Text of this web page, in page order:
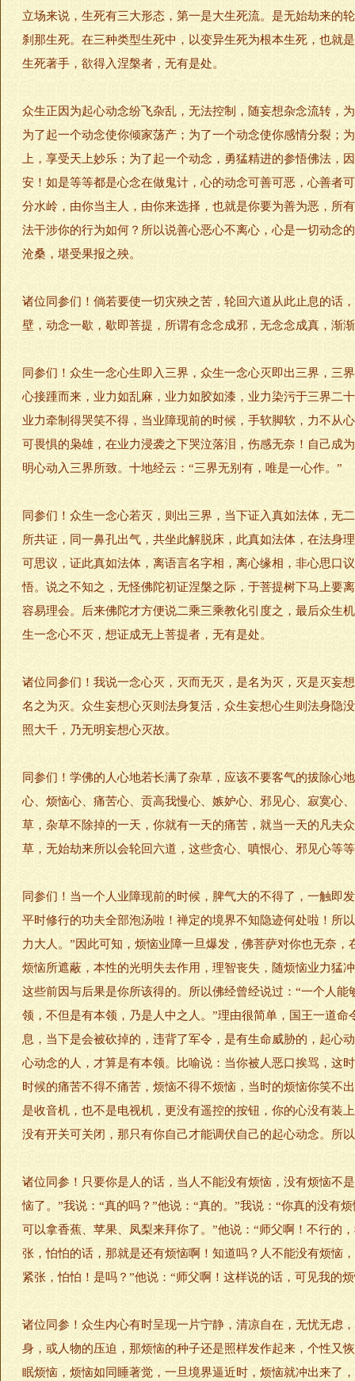
立场来说，生死有三大形态，第一是大生死流。是无始劫来的
刹那生死。在三种类型生死中，以变异生死为根本生死，也就
生死著手，欲得入涅槃者，无有是处。
众生正因为起心动念纷飞杂乱，无法控制，随妄想杂念流转，
为了起一个动念使你倾家荡产；为了一个动念使你感情分裂；
上，享受天上妙乐；为了起一个动念，勇猛精进的参悟佛法
安！如是等等都是心念在做鬼计，心的动念可善可恶，心善者
分水岭，由你当主人，由你来选择，也就是你要为善为恶，所
法干涉你的行为如何？所以说善心恶心不离心，心是一切动念
沧桑，堪受果报之殃。
诸位同参们！倘若要使一切灾殃之苦，轮回六道从此止息的话
壁，动念一歇，歇即菩提，所谓有念念成邪，无念念成真，渐
同参们！众生一念心生即入三界，众生一念心灭即出三界，三
心接踵而来，业力如乱麻，业力如胶如漆，业力染污于三界二
业力牵制得哭笑不得，当业障现前的时候，手软脚软，力不从
可畏惧的枭雄，在业力浸袭之下哭泣落泪，伤感无奈！自己成
明心动入三界所致。十地经云：“三界无别有，唯是一心作。”
同参们！众生一念心若灭，则出三界，当下证入真如法体，无
所共证，同一鼻孔出气，共坐此解脱床，此真如法体，在法身
可思议，证此真如法体，离语言名字相，离心缘相，非心思口
悟。说之不知之，无怪佛陀初证涅槃之际，于菩提树下马上要
容易理会。后来佛陀才方便说二乘三乘教化引度之，最后众生
生一念心不灭，想证成无上菩提者，无有是处。
诸位同参们！我说一念心灭，灭而无灭，是名为灭，灭是灭妄
名之为灭。众生妄想心灭则法身复活，众生妄想心生则法身隐
照大千，乃无明妄想心灭故。
同参们！学佛的人心地若长满了杂草，应该不要客气的拔除心
心、烦恼心、痛苦心、贡高我慢心、嫉妒心、邪见心、寂寞心
草，杂草不除掉的一天，你就有一天的痛苦，就当一天的凡夫
草，无始劫来所以会轮回六道，这些贪心、嗔恨心、邪见心等
同参们！当一个人业障现前的时候，脾气大的不得了，一触即
平时修行的功夫全部泡汤啦！禅定的境界不知隐迹何处啦！所
力大人。”因此可知，烦恼业障一旦爆发，佛菩萨对你也无奈
烦恼所遮蔽，本性的光明失去作用，理智丧失，随烦恼业力猛
这些前因与后果是你所该得的。所以佛经曾经说过：“一个人
领，不但是有本领，乃是人中之人。”理由很简单，国王一道
息，当下是会被砍掉的，违背了军令，是有生命威胁的，起心
心动念的人，才算是有本领。比喻说：当你被人恶口挨骂，这
时候的痛苦不得不痛苦，烦恼不得不烦恼，当时的烦恼你笑不
是收音机，也不是电视机，更没有遥控的按钮，你的心没有装
没有开关可关闭，那只有你自己才能调伏自己的起心动念。所
诸位同参！只要你是人的话，当人不能没有烦恼，没有烦恼不
恼了。”我说：“真的吗？”他说：“真的。”我说：“你真的没有
可以拿香蕉、苹果、凤梨来拜你了。”他说：“师父啊！不行的
张，怕怕的话，那就是还有烦恼啊！知道吗？人不能没有烦恼
紧张，怕怕！是吗？”他说：“师父啊！这样说的话，可见我的
诸位同参！众生内心有时呈现一片宁静，清凉自在，无忧无虑
身，或人物的压迫，那烦恼的种子还是照样发作起来，个性又
眠烦恼，烦恼如同睡著觉，一旦境界逼近时，烦恼就冲出来了